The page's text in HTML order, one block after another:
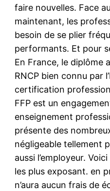
faire nouvelles. Face
maintenant, les
besoin de se plier
performants. Et pour
En France, le diplôme
RNCP bien connu par
certification
FFP est un
enseignement
présente des
négligeable tellement
aussi l’employeur.
les plus exposant. en
n’aura aucun frais de